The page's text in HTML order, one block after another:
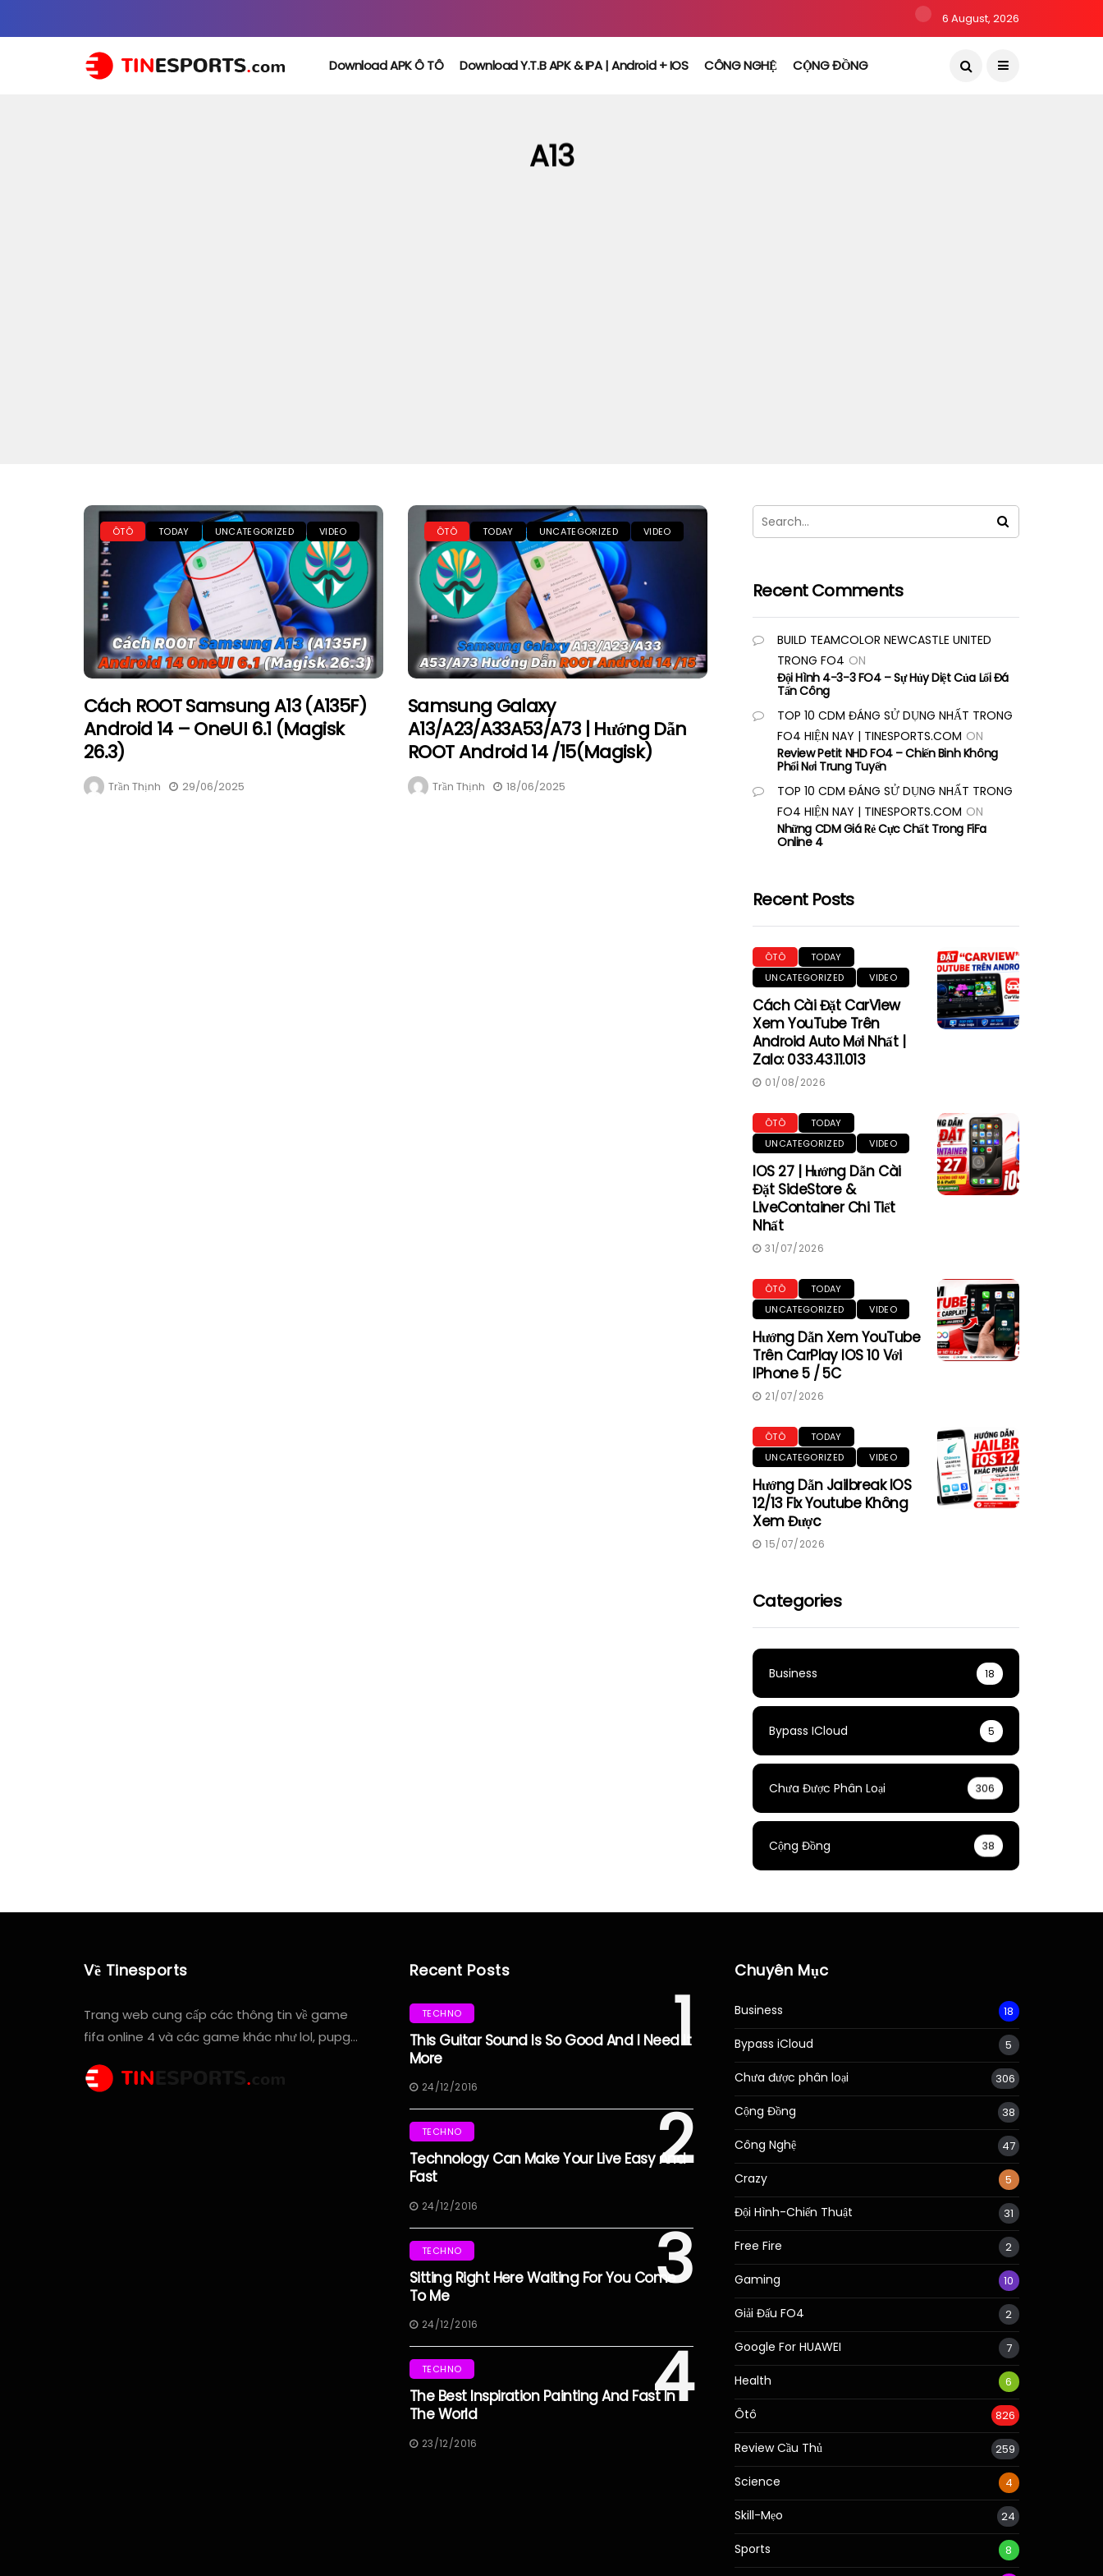
6 August, 2026
Download APK Ô TÔ Download Y.T.B APK & IPA | Android + IOS CÔNG NGHỆ CỘNG ĐỒNG
A13
ÔTÔ TODAY UNCATEGORIZED VIDEO
Cách ROOT Samsung A13 (A135F)
Android 14 – OneUI 6.1 (Magisk
26.3)
Trần Thịnh 29/06/2025
ÔTÔ TODAY UNCATEGORIZED VIDEO
Samsung Galaxy
A13/A23/A33A53/A73 | Hướng Dẫn
ROOT Android 14 /15(Magisk)
Trần Thịnh 18/06/2025
Recent Comments
BUILD TEAMCOLOR NEWCASTLE UNITED
TRONG FO4 ON
Đội Hình 4-3-3 FO4 – Sự Hủy Diệt Của Lối Đá
Tấn Công
TOP 10 CDM ĐÁNG SỬ DỤNG NHẤT TRONG
FO4 HIỆN NAY | TINESPORTS.COM ON
Review Petit NHD FO4 – Chiến Binh Không
Phổi Nơi Trung Tuyến
TOP 10 CDM ĐÁNG SỬ DỤNG NHẤT TRONG
FO4 HIỆN NAY | TINESPORTS.COM ON
Những CDM Giá Rẻ Cực Chất Trong FiFa
Online 4
Recent Posts
ÔTÔ
TODAY
UNCATEGORIZED
VIDEO
Cách Cài Đặt CarView
Xem YouTube Trên
Android Auto Mới Nhất |
Zalo: 033.43.11.013
01/08/2026
ÔTÔ
TODAY
UNCATEGORIZED
VIDEO
IOS 27 | Hướng Dẫn Cài
Đặt SideStore &
LiveContainer Chi Tiết
Nhất
31/07/2026
ÔTÔ
TODAY
UNCATEGORIZED
VIDEO
Hướng Dẫn Xem YouTube
Trên CarPlay IOS 10 Với
IPhone 5 / 5C
21/07/2026
ÔTÔ
TODAY
UNCATEGORIZED
VIDEO
Hướng Dẫn Jailbreak IOS
12/13 Fix Youtube Không
Xem Được
15/07/2026
Categories
Business 18
Bypass ICloud 5
Chưa Được Phân Loại 306
Cộng Đồng 38
Về Tinesports
Trang web cung cấp các thông tin về game
fifa online 4 và các game khác như lol, pupg…
Recent Posts
1
TECHNO
This Guitar Sound Is So Good And I Need It
More
24/12/2016
2
TECHNO
Technology Can Make Your Live Easy And
Fast
24/12/2016
3
TECHNO
Sitting Right Here Waiting For You Come
To Me
24/12/2016
4
TECHNO
The Best Inspiration Painting And Fast In
The World
23/12/2016
Chuyên Mục
Business 18
Bypass iCloud 5
Chưa được phân loại 306
Cộng Đồng 38
Công Nghệ 47
Crazy 5
Đội Hình-Chiến Thuật 31
Free Fire 2
Gaming 10
Giải Đấu FO4 2
Google For HUAWEI 7
Health 6
Ôtô 826
Review Cầu Thủ 259
Science 4
Skill-Mẹo 24
Sports 8